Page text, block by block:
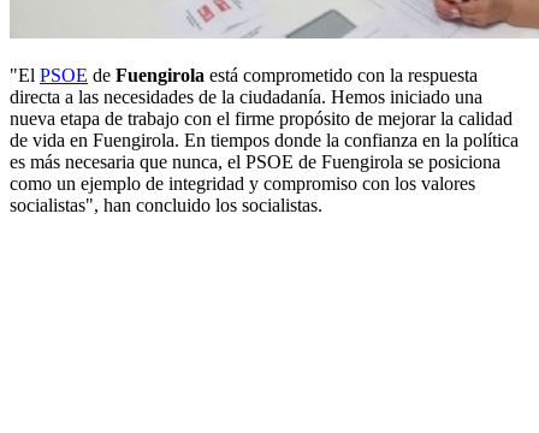
"El PSOE de Fuengirola está comprometido con la respuesta
directa a las necesidades de la ciudadanía. Hemos iniciado una
nueva etapa de trabajo con el firme propósito de mejorar la calidad
de vida en Fuengirola. En tiempos donde la confianza en la política
es más necesaria que nunca, el PSOE de Fuengirola se posiciona
como un ejemplo de integridad y compromiso con los valores
socialistas", han concluido los socialistas.